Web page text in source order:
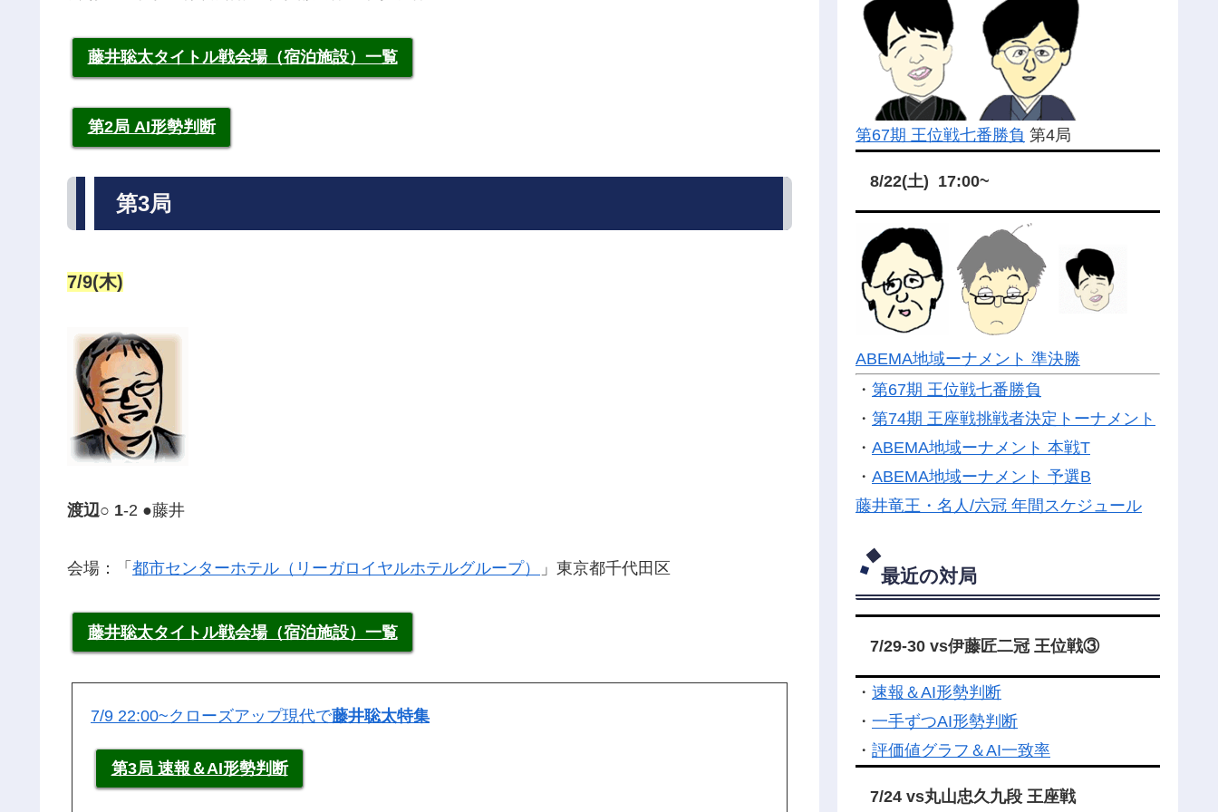
藤井聡太タイトル戦会場（宿泊施設）一覧
第2局 AI形勢判断
第3局
7/9(木)
渡辺○ 1-2 ●藤井
会場：「 都市センターホテル（リーガロイヤルホテルグループ） 」 東京都千代田区
藤井聡太タイトル戦会場（宿泊施設）一覧
7/9 22:00~クローズアップ現代で藤井聡太特集
第3局 速報＆AI形勢判断
第67期 王位戦七番勝負 第4局
8/22(土) 17:00~
ABEMA地域ーナメント 準決勝
・ 第67期 王位戦七番勝負
・ 第74期 王座戦挑戦者決定トーナメント
・ ABEMA地域ーナメント 本戦T
・ ABEMA地域ーナメント 予選B
藤井竜王・名人/六冠 年間スケジュール
最近の対局
7/29-30 vs伊藤匠二冠 王位戦③
・ 速報＆AI形勢判断
・ 一手ずつAI形勢判断
・ 評価値グラフ＆AI一致率
7/24 vs丸山忠久九段 王座戦